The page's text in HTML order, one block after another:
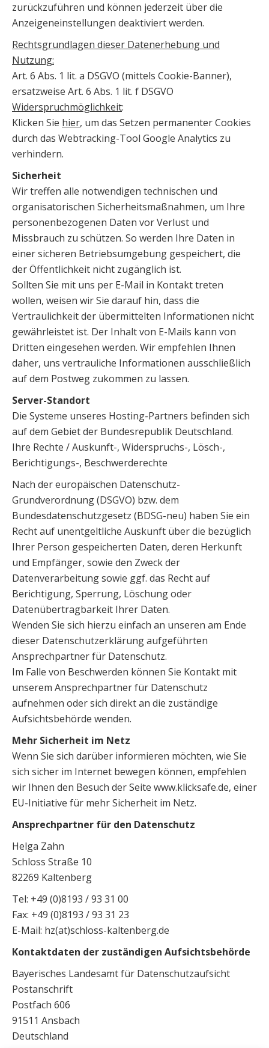
zurückzuführen und können jederzeit über die
Anzeigeneinstellungen deaktiviert werden.
Rechtsgrundlagen dieser Datenerhebung und
Nutzung:
Art. 6 Abs. 1 lit. a DSGVO (mittels Cookie-Banner),
ersatzweise Art. 6 Abs. 1 lit. f DSGVO
Widerspruchmöglichkeit:
Klicken Sie hier, um das Setzen permanenter Cookies
durch das Webtracking-Tool Google Analytics zu
verhindern.
Sicherheit
Wir treffen alle notwendigen technischen und
organisatorischen Sicherheitsmaßnahmen, um Ihre
personenbezogenen Daten vor Verlust und
Missbrauch zu schützen. So werden Ihre Daten in
einer sicheren Betriebsumgebung gespeichert, die
der Öffentlichkeit nicht zugänglich ist.
Sollten Sie mit uns per E-Mail in Kontakt treten
wollen, weisen wir Sie darauf hin, dass die
Vertraulichkeit der übermittelten Informationen nicht
gewährleistet ist. Der Inhalt von E-Mails kann von
Dritten eingesehen werden. Wir empfehlen Ihnen
daher, uns vertrauliche Informationen ausschließlich
auf dem Postweg zukommen zu lassen.
Server-Standort
Die Systeme unseres Hosting-Partners befinden sich
auf dem Gebiet der Bundesrepublik Deutschland.
Ihre Rechte / Auskunft-, Widerspruchs-, Lösch-,
Berichtigungs-, Beschwerderechte
Nach der europäischen Datenschutz-
Grundverordnung (DSGVO) bzw. dem
Bundesdatenschutzgesetz (BDSG-neu) haben Sie ein
Recht auf unentgeltliche Auskunft über die bezüglich
Ihrer Person gespeicherten Daten, deren Herkunft
und Empfänger, sowie den Zweck der
Datenverarbeitung sowie ggf. das Recht auf
Berichtigung, Sperrung, Löschung oder
Datenübertragbarkeit Ihrer Daten.
Wenden Sie sich hierzu einfach an unseren am Ende
dieser Datenschutzerklärung aufgeführten
Ansprechpartner für Datenschutz.
Im Falle von Beschwerden können Sie Kontakt mit
unserem Ansprechpartner für Datenschutz
aufnehmen oder sich direkt an die zuständige
Aufsichtsbehörde wenden.
Mehr Sicherheit im Netz
Wenn Sie sich darüber informieren möchten, wie Sie
sich sicher im Internet bewegen können, empfehlen
wir Ihnen den Besuch der Seite www.klicksafe.de, einer
EU-Initiative für mehr Sicherheit im Netz.
Ansprechpartner für den Datenschutz
Helga Zahn
Schloss Straße 10
82269 Kaltenberg
Tel: +49 (0)8193 / 93 31 00
Fax: +49 (0)8193 / 93 31 23
E-Mail: hz(at)schloss-kaltenberg.de
Kontaktdaten der zuständigen Aufsichtsbehörde
Bayerisches Landesamt für Datenschutzaufsicht
Postanschrift
Postfach 606
91511 Ansbach
Deutschland